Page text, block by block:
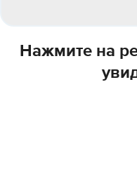
Нажмите на